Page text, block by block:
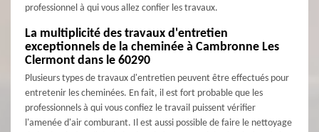
professionnel à qui vous allez confier les travaux.
La multiplicité des travaux d'entretien
exceptionnels de la cheminée à Cambronne Les
Clermont dans le 60290
Plusieurs types de travaux d'entretien peuvent être effectués pour
entretenir les cheminées. En fait, il est fort probable que les
professionnels à qui vous confiez le travail puissent vérifier
l'amenée d'air comburant. Il est aussi possible de faire le nettoyage